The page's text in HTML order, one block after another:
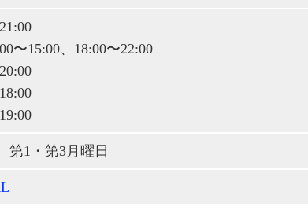
〜15:00、18:00〜22:00
第1・第3月曜日